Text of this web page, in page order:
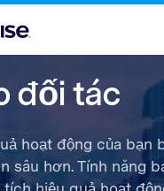
đối tác
hoạt động của bạn
sâu hơn. Tính năng